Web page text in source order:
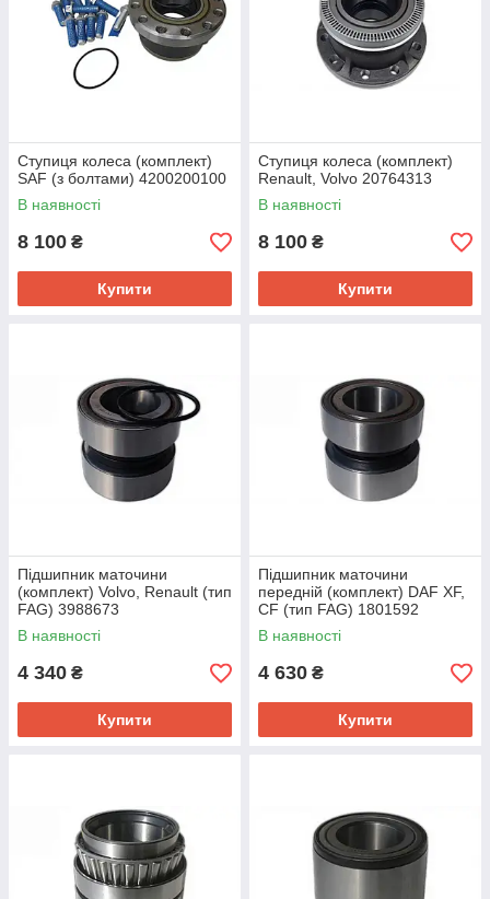
Ступиця колеса (комплект)
SAF (з болтами) 4200200100
В наявності
8 100 ₴
Купити
Ступиця колеса (комплект)
Renault, Volvo 20764313
В наявності
8 100 ₴
Купити
Підшипник маточини
(комплект) Volvo, Renault (тип
FAG) 3988673
В наявності
4 340 ₴
Купити
Підшипник маточини
передній (комплект) DAF XF,
CF (тип FAG) 1801592
В наявності
4 630 ₴
Купити